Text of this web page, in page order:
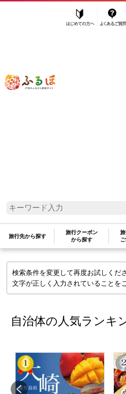
ふるぽ JTBのふるさと納
旅行先から探す
旅行クーポン
から探す
検索条件に一致する
せん
検索条件を変更して再度お試しくだ
文字が正しく入力されていることを
自治体の人気ランキ